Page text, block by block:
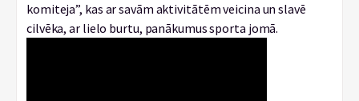
komiteja”, kas ar savām aktivitātēm veicina un slavē
cilvēka, ar lielo burtu, panākumus sporta jomā.